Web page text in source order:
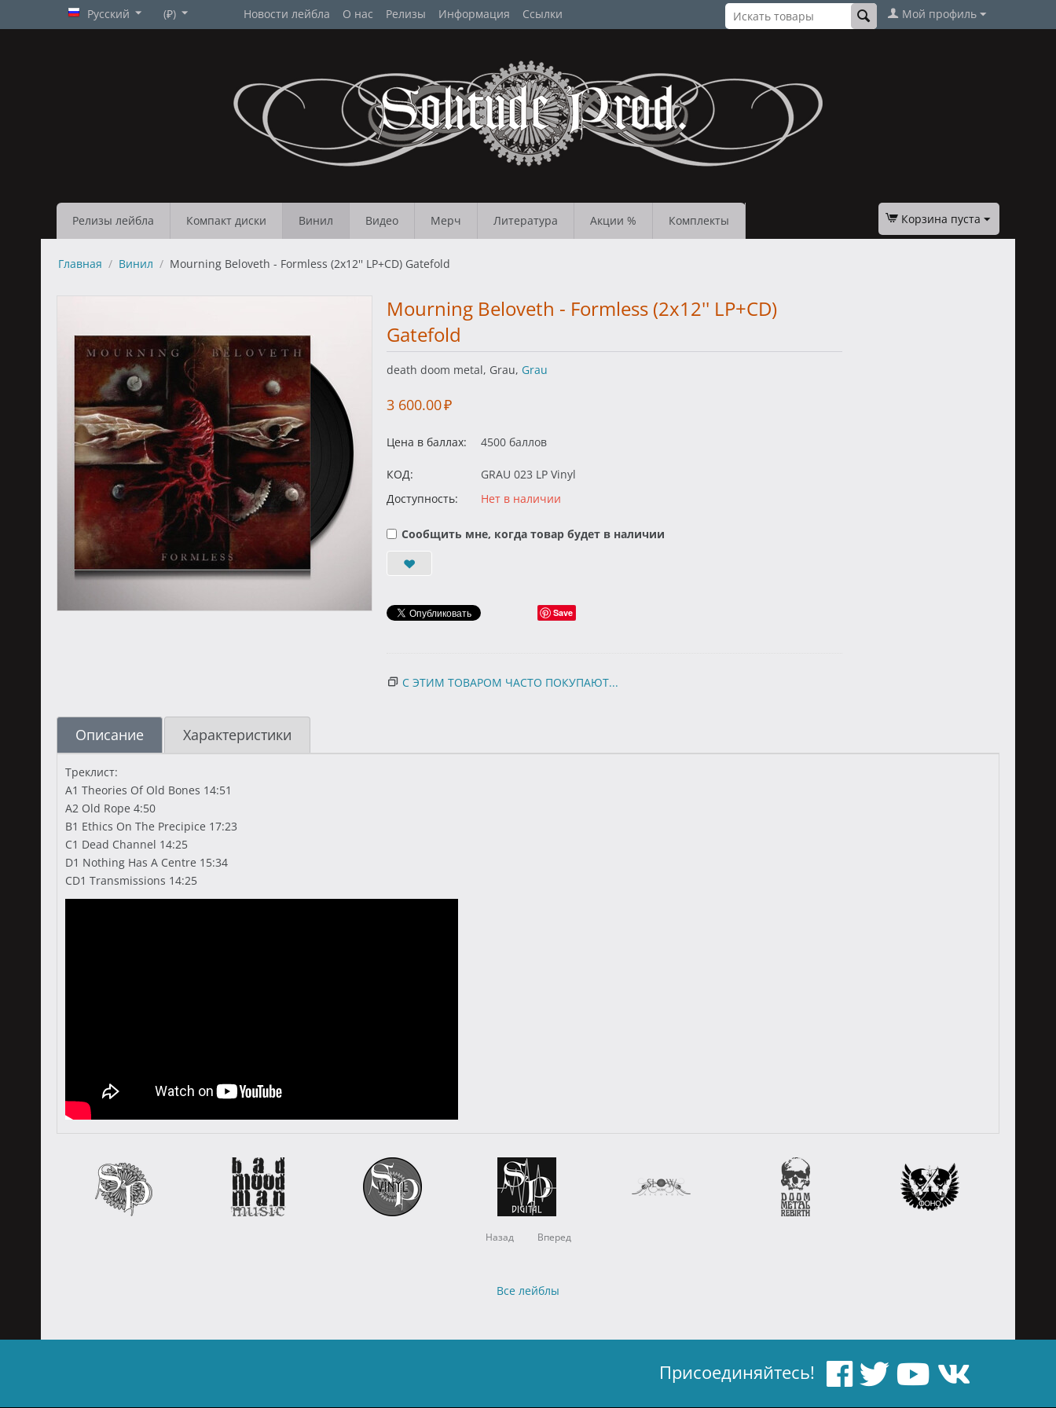
Русский (₽) Новости лейбла О нас Релизы Информация Ссылки Мой профиль
Релизы лейбла Компакт диски Винил Видео Мерч Литература Акции % Комплекты Корзина пуста
Главная / Винил / Mourning Beloveth - Formless (2x12'' LP+CD) Gatefold
Mourning Beloveth - Formless (2x12'' LP+CD)
Gatefold
death doom metal, Grau, Grau
3 600.00₽
Цена в баллах: 4500 баллов
КОД:
GRAU 023 LP Vinyl
Доступность:
Нет в наличии
Сообщить мне, когда товар будет в наличии
Save
С ЭТИМ ТОВАРОМ ЧАСТО ПОКУПАЮТ...
Описание Характеристики
Треклист:
A1 Theories Of Old Bones 14:51
A2 Old Rope 4:50
B1 Ethics On The Precipice 17:23
C1 Dead Channel 14:25
D1 Nothing Has A Centre 15:34
CD1 Transmissions 14:25
Назад Вперед
Все лейблы
Присоединяйтесь!